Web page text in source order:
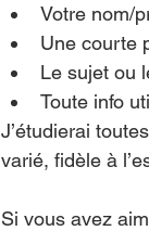
Votre nom/
Une courte
Le sujet ou
Toute info
J’étudierai
varié, fidèle à
Si vous avez